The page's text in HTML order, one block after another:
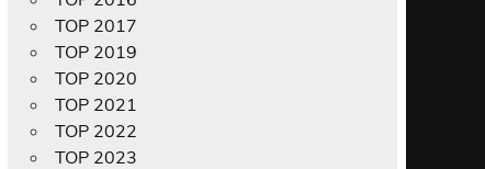
TOP 2017
TOP 2019
TOP 2020
TOP 2021
TOP 2022
TOP 2023